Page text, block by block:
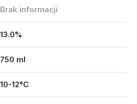
Brak informacji
13.0%
750 ml
10-12°C